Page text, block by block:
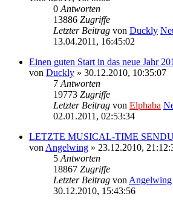
0 Antworten
13886 Zugriffe
Letzter Beitrag von Duckly
13.04.2011, 16:45:02
Einen guten Start in das neue Jahr
von Duckly » 30.12.2010, 10:35:07
7 Antworten
19773 Zugriffe
Letzter Beitrag von Elphaba
02.01.2011, 02:53:34
LETZTE MUSICAL-TIME
von Angelwing » 23.12.2010,
5 Antworten
18867 Zugriffe
Letzter Beitrag von Angelwing
30.12.2010, 15:43:56